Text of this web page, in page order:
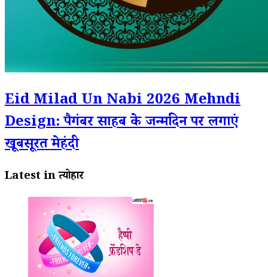
Eid Milad Un Nabi 2026 Mehndi
Design: पैगंबर साहब के जन्मदिन पर लगाएं
खूबसूरत मेहंदी
Latest in त्योहार